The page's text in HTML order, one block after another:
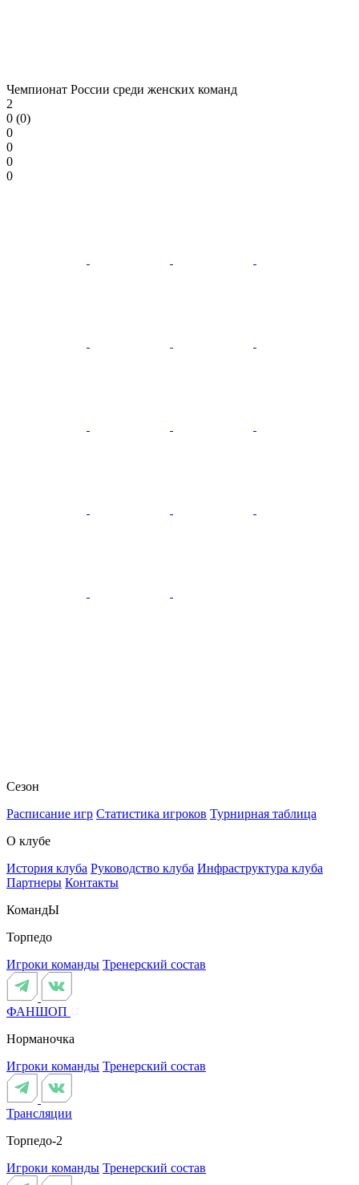
Чемпионат России среди женских команд
2
0 (0)
0
0
0
0
Сезон
Расписание игр Статистика игроков Турнирная таблица
О клубе
История клуба Руководство клуба Инфраструктура клуба
Партнеры Контакты
КомандЫ
Торпедо
Игроки команды Тренерский состав
ФАНШОП
Норманочка
Игроки команды Тренерский состав
Трансляции
Торпедо-2
Игроки команды Тренерский состав